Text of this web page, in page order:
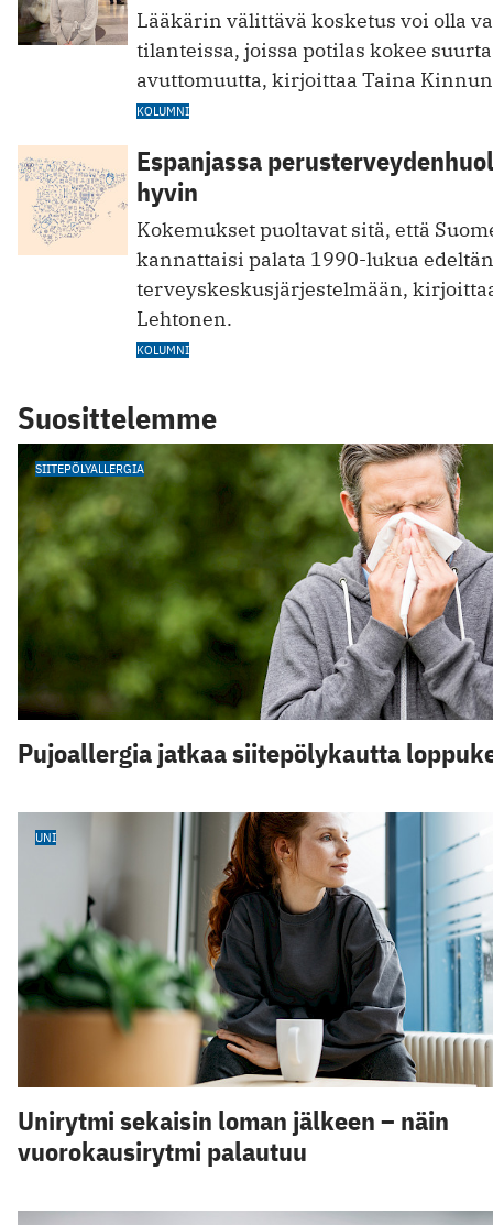
Lääkärin välittävä kosketus voi olla
tilanteissa, joissa potilas kokee
avuttomuutta, kirjoittaa Taina
KOLUMNI
Espanjassa
hyvin
Kokemukset puoltavat sitä, että
kannattaisi palata 1990-lukua
terveyskeskusjärjestelmään,
Lehtonen.
KOLUMNI
Suosittelemme
SIITEPÖLYALLERGIA
Pujoallergia jatkaa siitepölykautta
UNI
Unirytmi sekaisin loman jälkeen – näin
vuorokausirytmi palautuu